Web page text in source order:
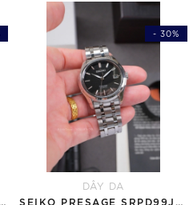
- 30%
DÂY DA